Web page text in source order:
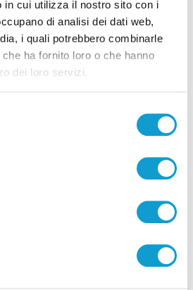
in cui utilizza il nostro sito con i
di analisi dei dati web,
i quali potrebbero combinarle
ha fornito loro o che hanno
dei loro servizi.
- Alessandro Re, da